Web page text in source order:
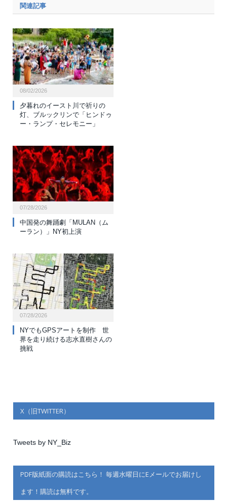
関連記事
08/02/2026
夕暮れのイースト川で祈りの
灯、ブルックリンで「ヒンドゥ
ー・ランプ・セレモニー」
07/28/2026
中国発の舞踊劇「MULAN（ム
ーラン）」NY初上演
07/28/2026
NYでもGPSアートを制作 世
界を走り続ける志水直樹さんの
挑戦
X（旧TWITTER）
Tweets by NY_Biz
PDF版紙面の購読はこちら！ 毎週水曜日にEメールでお届けし
ます！購読は無料です。